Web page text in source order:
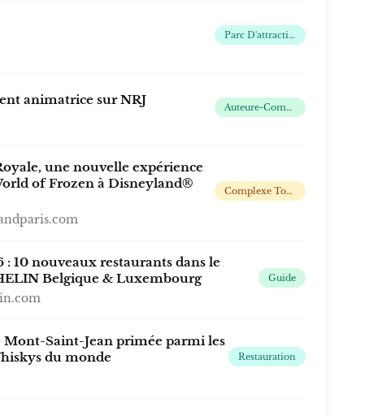
Parc D'attractions
animatrice sur NRJ Auteure-Compositrice-Interprète
une nouvelle expérience
of Frozen à Disneyland®
Complexe Touristique
: 10 nouveaux restaurants dans le
Belgique & Luxembourg
Guide
Mont-Saint-Jean primée parmi les
du monde
Restauration